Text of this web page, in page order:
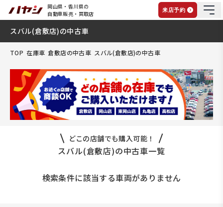
岡山県・香川県の
自動車販売・買取店
来店予約
スバル(倉敷店)の中古車
TOP 在庫車 倉敷店の中古車 スバル(倉敷店)の中古車
どこの店舗でも購入可能！
スバル(倉敷店)の中古車一覧
検索条件に該当する車両がありません